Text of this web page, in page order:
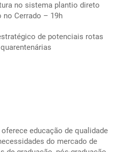
no sistema plantio direto
Cerrado – 19h
de potenciais rotas
oferece educação de qualidade
do mercado de